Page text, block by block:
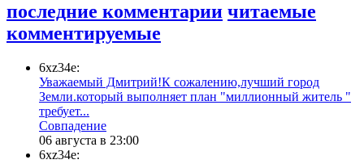
последние комментарии читаемые
комментируемые
6xz34e:
Уважаемый Дмитрий!К сожалению,лучший город
Земли.который выполняет план "миллионный житель "
требует...
​Совпадение
06 августа в 23:00
6xz34e: